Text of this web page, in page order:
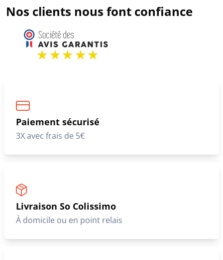
Nos clients nous font confiance
Paiement sécurisé
3X avec frais de 5€
Livraison So Colissimo
À domicile ou en point relais